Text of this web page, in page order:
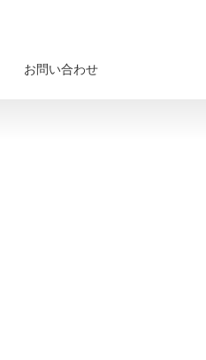
お問い合わせ